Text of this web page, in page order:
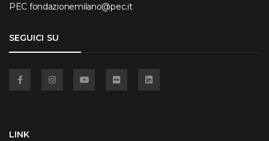
PEC fondazionemilano@pec.it
SEGUICI SU
LINK